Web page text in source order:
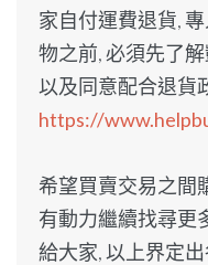
家自付運費退貨,
物之前, 必須先了
以及同意配合退貨
https://
希望買賣交易之間
有動力繼續找尋更
給大家, 以上界定